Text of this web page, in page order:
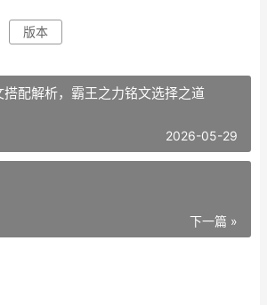
版本
配解析，霸王之力铭文选择之道
2026-05-29
下一篇 »